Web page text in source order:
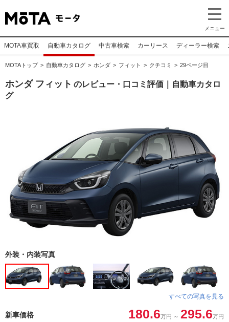
メニュー
MOTA車買取 自動車カタログ 中古車検索 カーリース ディーラー検索
MOTAトップ 自動車カタログ ホンダ フィット クチコミ 29ページ目
ホンダ フィット のレビュー・口コミ評価｜自動車カタロ
グ
外装・内装写真
すべての写真を見る
新車価格 180.6万円 ～ 295.6万円